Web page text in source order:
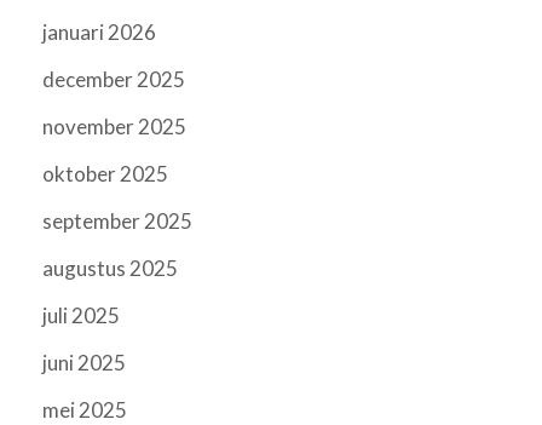
januari 2026
december 2025
november 2025
oktober 2025
september 2025
augustus 2025
juli 2025
juni 2025
mei 2025